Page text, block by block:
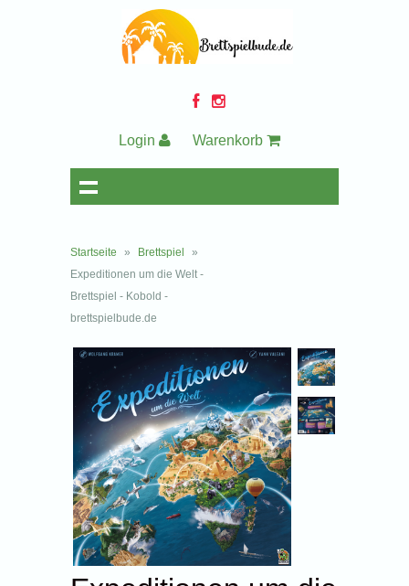
Login Warenkorb
Startseite » Brettspiel
»
Expeditionen um die Welt -
Brettspiel - Kobold -
brettspielbude.de